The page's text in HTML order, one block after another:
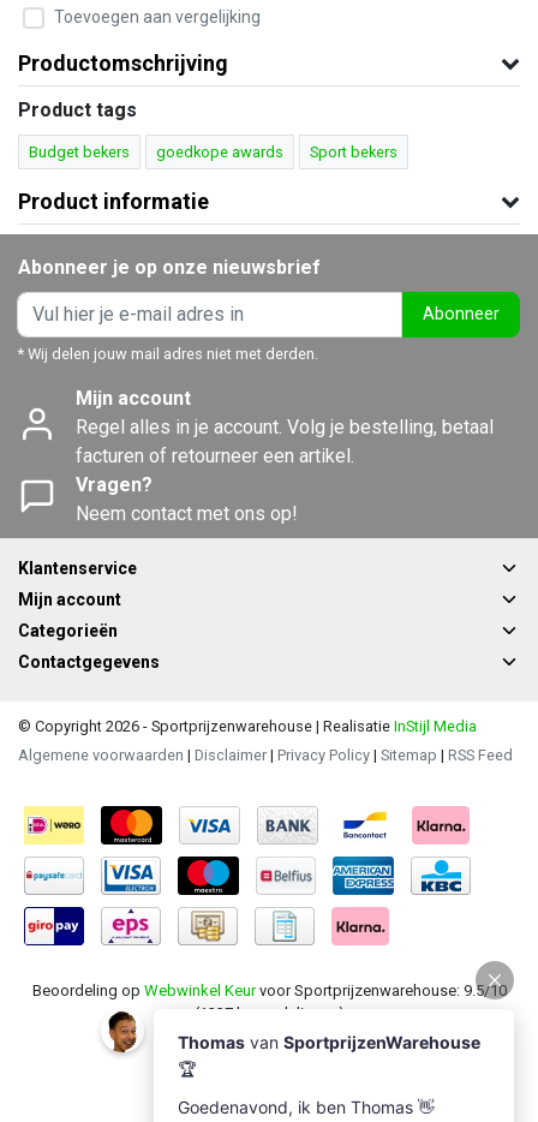
Toevoegen aan vergelijking
Productomschrijving
Product tags
Budget bekers goedkope awards Sport bekers
Product informatie
Abonneer je op onze nieuwsbrief
Abonneer
* Wij delen jouw mail adres niet met derden.
Mijn account
Regel alles in je account. Volg je bestelling, betaal
facturen of retourneer een artikel.
Vragen?
Neem contact met ons op!
Klantenservice
Mijn account
Categorieën
Contactgegevens
© Copyright 2026 - Sportprijzenwarehouse | Realisatie InStijl Media
Algemene voorwaarden | Disclaimer | Privacy Policy | Sitemap | RSS Feed
Beoordeling op Webwinkel Keurvoor Sportprijzenwarehouse: 9.5/10
(1237 beoordelingen)